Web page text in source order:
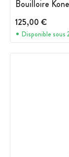
Bouilloire
125,00 €
Disponible sous